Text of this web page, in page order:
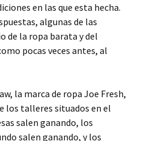
en las que esta hecha.
algunas de las
de la ropa barata y del
pocas veces antes, al
la marca de ropa Joe Fresh,
los talleres situados en el
salen ganando, los
salen ganando, y los